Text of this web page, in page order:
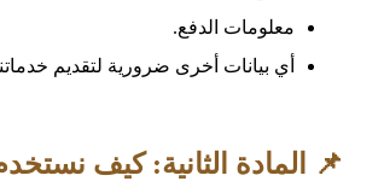
معلومات الدفع.
أي بيانات أخرى ضرورية لتقديم
📌 المادة الثانية: كيف